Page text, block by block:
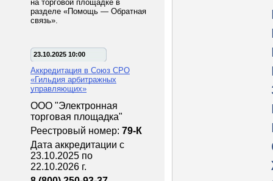
на торговой площадке в
разделе «Помощь — Обратная
связь».
23.10.2025 10:00
Аккредитация в Союз СРО
«Гильдия арбитражных
управляющих»
ООО "Электронная
торговая площадка"
Реестровый номер: 79-К
Дата аккредитации с
23.10.2025 по
22.10.2026 г.